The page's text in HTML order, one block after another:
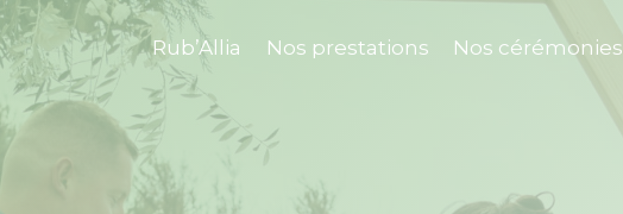
Rub’Allia Nos prestations Nos cérémonies